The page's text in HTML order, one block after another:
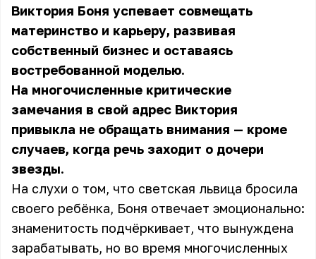
Виктория Боня успевает совмещать
материнство и карьеру, развивая
собственный бизнес и оставаясь
востребованной моделью.
На многочисленные критические
замечания в свой адрес Виктория
привыкла не обращать внимания — кроме
случаев, когда речь заходит о дочери
звезды.
На слухи о том, что светская львица бросила
своего ребёнка, Боня отвечает эмоционально:
знаменитость подчёркивает, что вынуждена
зарабатывать, но во время многочисленных